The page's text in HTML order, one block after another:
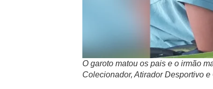
O garoto matou os pais e o irmão
Colecionador, Atirador Desportivo